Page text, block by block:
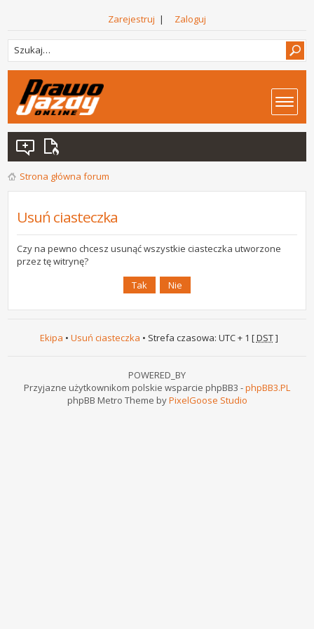
Zarejestruj | Zaloguj
Strona główna forum
Usuń ciasteczka
Czy na pewno chcesz usunąć wszystkie ciasteczka utworzone
przez tę witrynę?
Ekipa • Usuń ciasteczka • Strefa czasowa: UTC + 1 [DST]
POWERED_BY
Przyjazne użytkownikom polskie wsparcie phpBB3 -phpBB3.PL
phpBB Metro Theme byPixelGoose Studio